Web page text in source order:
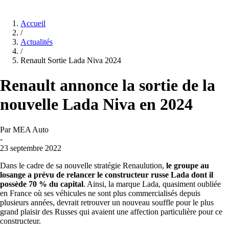
Accueil
/
Actualités
/
Renault Sortie Lada Niva 2024
Renault annonce la sortie de la
nouvelle Lada Niva en 2024
ParMEA Auto
-
23 septembre 2022
Dans le cadre de sa nouvelle stratégie Renaulution, le groupe au
losange a prévu de relancer le constructeur russe Lada dont il
possède 70 % du capital. Ainsi, la marque Lada, quasiment oubliée
en France où ses véhicules ne sont plus commercialisés depuis
plusieurs années, devrait retrouver un nouveau souffle pour le plus
grand plaisir des Russes qui avaient une affection particulière pour ce
constructeur.